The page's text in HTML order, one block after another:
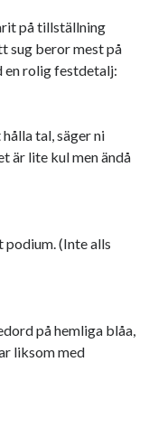
på tillställning
sug beror mest på
en rolig festdetalj:
tal, säger ni
är lite kul men ändå
(Inte alls
på hemliga blåa,
liksom med